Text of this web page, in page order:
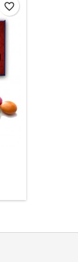
favorite_border